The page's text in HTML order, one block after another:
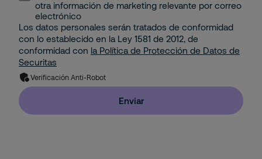
Portuario
Property
Residencial
Seguridad Electrónica
Gestión Corporativa del Riesgo
Solución de Seguridad: Integración de 2 o más
Servicios con Tecnología
otra información de marketing relevante por correo
electrónico
Los datos personales serán tratados de conformidad
con lo establecido en la Ley 1581 de 2012, de
conformidad con la Política de Protección de Datos de
Securitas
Verificación Anti-Robot
Enviar